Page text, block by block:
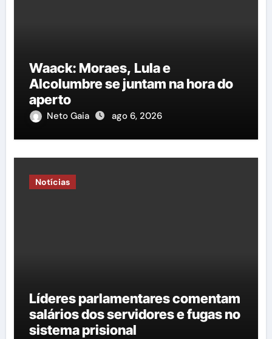
Waack: Moraes, Lula e
Alcolumbre se juntam na hora do
aperto
Neto Gaia ago 6, 2026
Notícias
Líderes parlamentares comentam
salários dos servidores e fugas no
sistema prisional